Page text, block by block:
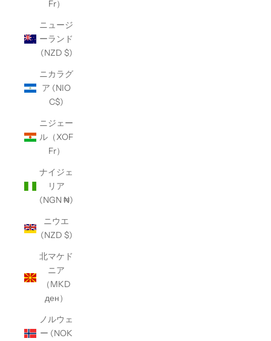
Fr）
ニュージ
ーランド
(NZD $)
ニカラグ
ア (NIO
C$)
ニジェー
ル（XOF
Fr）
ナイジェ
リア
(NGN ₦)
ニウエ
(NZD $)
北マケド
ニア
（MKD
ден）
ノルウェ
ー (NOK